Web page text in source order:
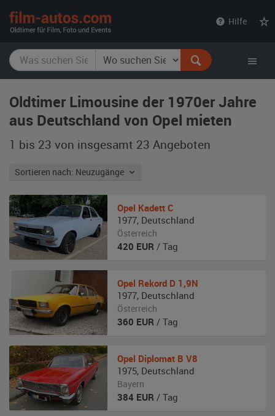
Hilfe
Oldtimer Limousine der 1970er Jahre
aus Deutschland von Opel mieten
1 bis 23 von insgesamt 23 Angeboten
Sortieren nach: Neuzugänge
Opel Kadett C
1977, Deutschland
Österreich
420 EUR / Tag
Opel Rekord D 1,9N
1977, Deutschland
Österreich
360 EUR / Tag
Opel Diplomat B V8
1975, Deutschland
Bayern
384 EUR / Tag